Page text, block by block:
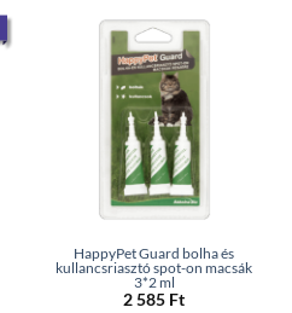
HappyPet Guard bolha és
kullancsriasztó spot-on macsák
3*2 ml
2 585 Ft